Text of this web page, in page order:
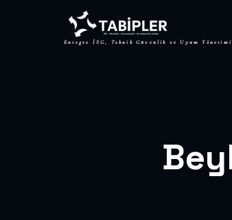
Entegre İSG, Teknik Güvenlik ve Uyum Yönetimi